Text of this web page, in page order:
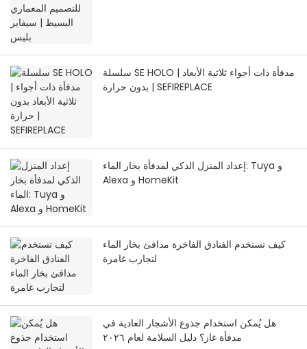
سلسلة SE HOLO | مدفأة ذات أجواء ثلاثية الأبعاد
بدون حرارة | SEFIREPLACE
إعداد المنزل الذكي لمدفأة بخار الماء: Tuya و
Alexa و HomeKit
كيف تستخدم الفنادق الفاخرة مدافئ بخار الماء
لتجارب غامرة
هل يُمكن استخدام جذوع الأشجار العادية في
مدفأة غاز؟ دليل السلامة لعام ٢٠٢٦